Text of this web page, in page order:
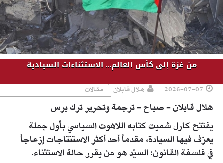
من غزة إلى كأس العالم... الاستثناءات السيادية
2026-07-07 هلال قابلان مقالات
هلال قابلان - صباح - ترجمة وتحرير ترك برس
يفتتح كارل شميت كتابه اللاهوت السياسي بأول جملة
يعرّف فيها السيادة، مقدماً أحد أكثر الاستنتاجات إزعاجاً
في فلسفة القانون: السيّد هو من يقرر حالة الاستثناء.